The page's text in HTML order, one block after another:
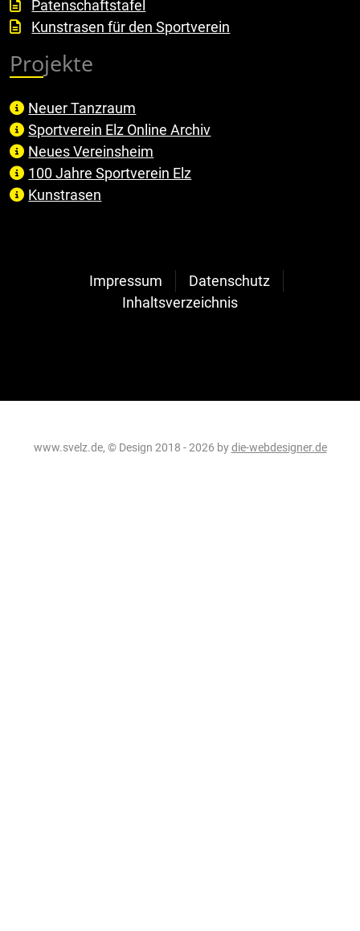
Patenschaftstafel
Kunstrasen für den Sportverein
Projekte
Neuer Tanzraum
Sportverein Elz Online Archiv
Neues Vereinsheim
100 Jahre Sportverein Elz
Kunstrasen
Impressum
Datenschutz
Inhaltsverzeichnis
www.svelz.de, © Design 2018 - 2026 bydie-webdesigner.de